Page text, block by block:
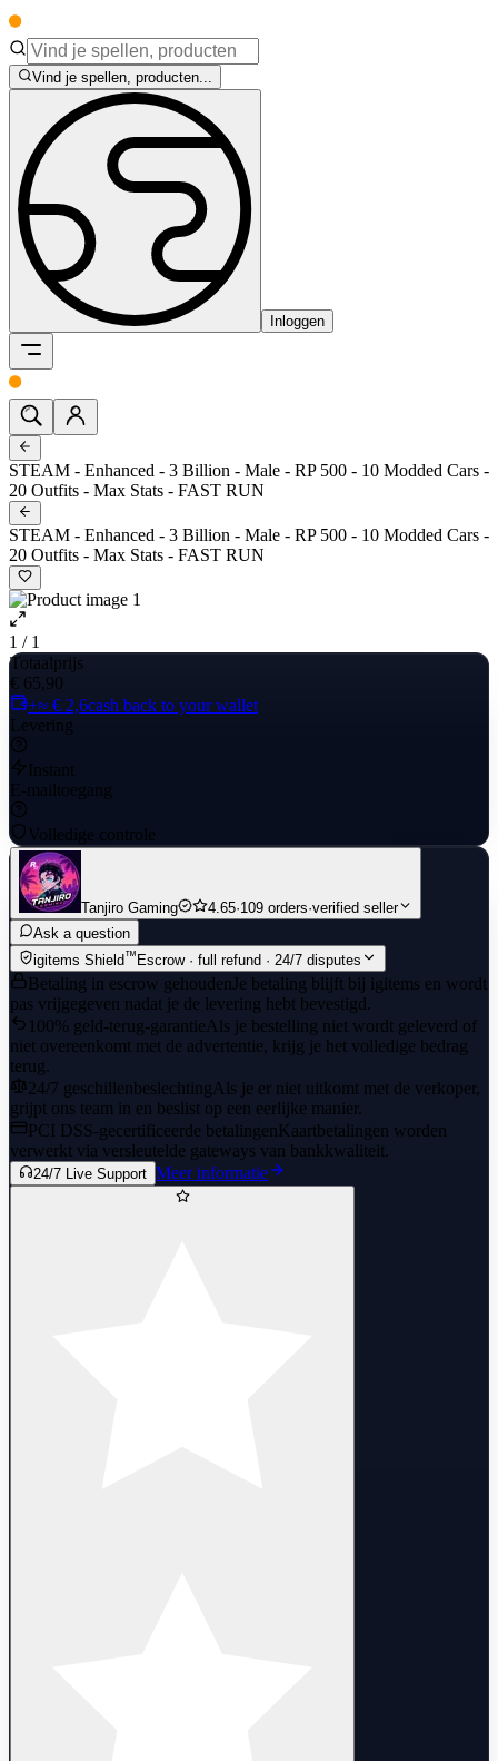
Vind je spellen, producten...
Inloggen
STEAM - Enhanced - 3 Billion - Male - RP 500 - 10 Modded Cars -
20 Outfits - Max Stats - FAST RUN
STEAM - Enhanced - 3 Billion - Male - RP 500 - 10 Modded Cars -
20 Outfits - Max Stats - FAST RUN
1 / 1
Totaalprijs
€ 65,90
+≈ € 2,6cash back to your wallet
Levering
Instant
E-mailtoegang
Volledige controle
Tanjiro Gaming 4.65·109 orders·verified seller
Ask a question
igitems Shield™Escrow · full refund · 24/7 disputes
Betaling in escrow gehouden Je betaling blijft bij igitems en wordt
pas vrijgegeven nadat je de levering hebt bevestigd.
100% geld-terug-garantieAls je bestelling niet wordt geleverd of
niet overeenkomt met de advertentie, krijg je het volledige bedrag
terug.
24/7 geschillenbeslechtingAls je er niet uitkomt met de verkoper,
grijpt ons team in en beslist op een eerlijke manier.
PCI DSS-gecertificeerde betalingenKaartbetalingen worden
verwerkt via versleutelde gateways van bankkwaliteit.
24/7 Live Support Meer informatie